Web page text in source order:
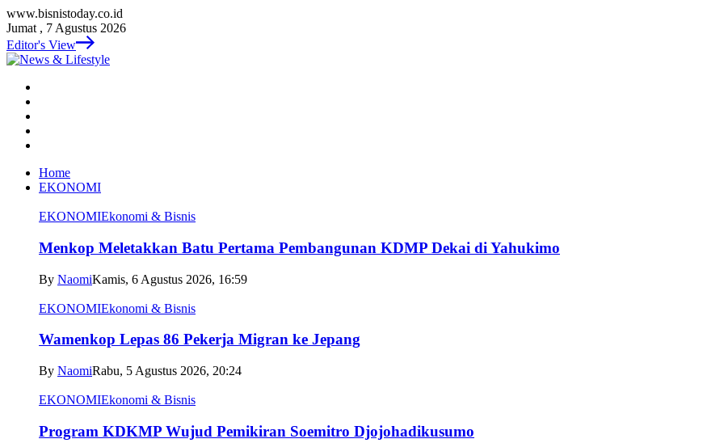
www.bisnistoday.co.id
Jumat , 7 Agustus 2026
Editor's View
Home
EKONOMI
EKONOMIEkonomi & Bisnis
Menkop Meletakkan Batu Pertama Pembangunan KDMP Dekai di Yahukimo
By NaomiKamis, 6 Agustus 2026, 16:59
EKONOMIEkonomi & Bisnis
Wamenkop Lepas 86 Pekerja Migran ke Jepang
By NaomiRabu, 5 Agustus 2026, 20:24
EKONOMIEkonomi & Bisnis
Program KDKMP Wujud Pemikiran Soemitro Djojohadikusumo